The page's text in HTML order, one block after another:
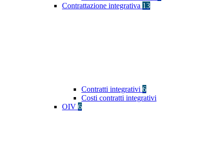
Contrattazione integrativa 13
Contratti integrativi 6
Costi contratti integrativi
OIV 6